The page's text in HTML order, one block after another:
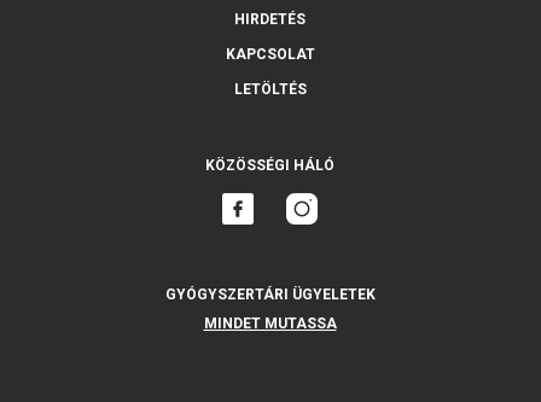
HIRDETÉS
KAPCSOLAT
LETÖLTÉS
KÖZÖSSÉGI HÁLÓ
GYÓGYSZERTÁRI ÜGYELETEK
MINDET MUTASSA